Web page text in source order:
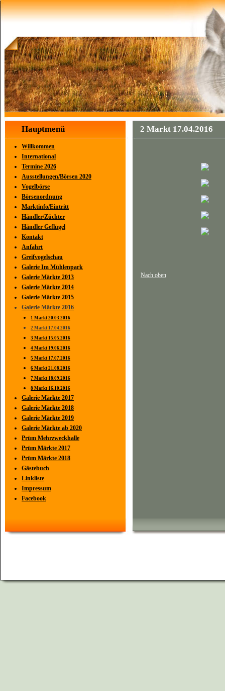
Hauptmenü
Willkommen
International
Termine 2026
Ausstellungen/Börsen 2020
Vogelbörse
Börsenordnung
Marktinfo/Eintritt
Händler/Züchter
Händler Geflügel
Kontakt
Anfahrt
Greifvogelschau
Galerie Im Mühlenpark
Galerie Märkte 2013
Galerie Märkte 2014
Galerie Märkte 2015
Galerie Märkte 2016
1 Markt 20.03.2016
2 Markt 17.04.2016
3 Markt 15.05.2016
4 Markt 19.06.2016
5 Markt 17.07.2016
6 Markt 21.08.2016
7 Markt 18.09.2016
8 Markt 16.10.2016
Galerie Märkte 2017
Galerie Märkte 2018
Galerie Märkte 2019
Galerie Märkte ab 2020
Prüm Mehrzweckhalle
Prüm Märkte 2017
Prüm Märkte 2018
Gästebuch
Linkliste
Impressum
Facebook
2 Markt 17.04.2016
Nach oben